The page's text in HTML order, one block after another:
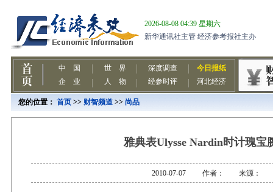
您的位置： 首页 >> 财智频道 >> 尚品
雅典表Ulysse Nardin时计瑰宝
2010-07-07 作者： 来源：